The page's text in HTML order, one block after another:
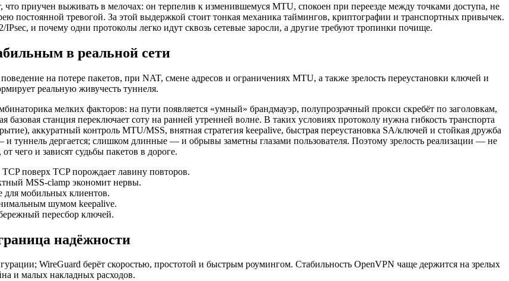
приучен выживать в мелочах: он терпелив к изменившемуся MTU, спокоен при переезде между точками доступа, не
постоянной тревогой. За этой выдержкой стоит тонкая механика таймингов, криптографии и транспортных привычек.
и почему одни протоколы легко идут сквозь сетевые заросли, а другие требуют тропинки почище.
в реальной сети
на потере пакетов, при NAT, смене адресов и ограничениях MTU, а также зрелость переустановки ключей и
реальную живучесть туннеля.
мелких факторов: на пути появляется «умный» брандмауэр, полупрозрачный прокси скребёт по заголовкам,
станция переключает соту на ранней утренней волне. В таких условиях протоколу нужна гибкость транспорта
аккуратный контроль MTU/MSS, внятная стратегия keepalive, быстрая переустановка SA/ключей и стойкая дружба
дергается; слишком длинные — и обрывы заметны глазами пользователя. Поэтому зрелость реализации — не
чего и зависят судьбы пакетов в дороге.
поверх TCP порождает лавину повторов.
MSS‑clamp экономит нервы.
для мобильных клиентов.
шумом keepalive.
пересбор ключей.
надёжности
WireGuard берёт скоростью, простотой и быстрым роумингом. Стабильность OpenVPN чаще держится на зрелых
и малых накладных расходов.